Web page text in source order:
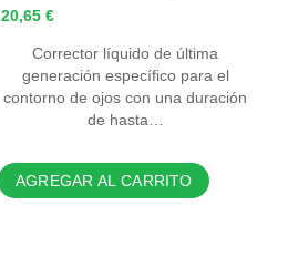
20,65 €
Corrector líquido de última
generación específico para el
contorno de ojos con una duración
de hasta…
AGREGAR AL CARRITO